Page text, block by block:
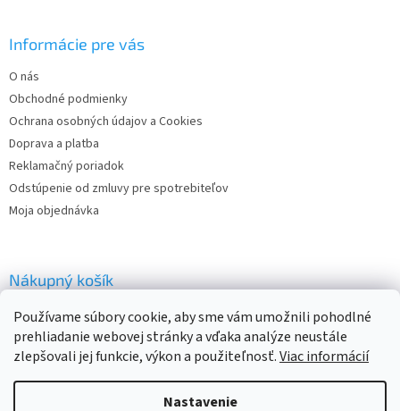
Používame súbory cookie, aby sme vám umožnili pohodlné
prehliadanie webovej stránky a vďaka analýze neustále
zlepšovali jej funkcie, výkon a použiteľnosť.Viac informácií
Nastavenie
Informácie pre vás
O nás
Obchodné podmienky
Ochrana osobných údajov a Cookies
Doprava a platba
Reklamačný poriadok
Odstúpenie od zmluvy pre spotrebiteľov
Moja objednávka
Nákupný košík
0KS /€0